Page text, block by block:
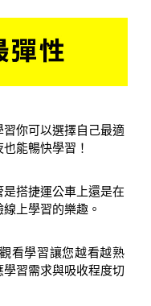
你可以選擇自己最適
能暢快學習！
搭捷運公車上還是在
上學習的樂趣。
看學習讓您越看越熟
習需求與吸收程度切